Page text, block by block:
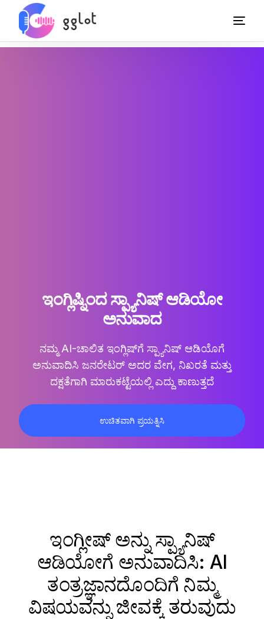
ಇಂಗ್ಲಿಷ್ನಿಂದ ಸ್ಪ್ಯಾನಿಷ್ ಆಡಿಯೋ
ಅನುವಾದ
ನಮ್ಮ AI-ಚಾಲಿತ ಇಂಗ್ಲಿಷ್‌ಗೆ ಸ್ಪ್ಯಾನಿಷ್ ಆಡಿಯೊಗೆ
ಅನುವಾದಿಸಿ ಜನರೇಟರ್ ಅದರ ವೇಗ, ನಿಖರತೆ ಮತ್ತು
ದಕ್ಷತೆಗಾಗಿ ಮಾರುಕಟ್ಟೆಯಲ್ಲಿ ಎದ್ದು ಕಾಣುತ್ತದೆ
ಉಚಿತವಾಗಿ ಪ್ರಯತ್ನಿಸಿ
ಇಂಗ್ಲೀಷ್ ಅನ್ನು ಸ್ಪ್ಯಾನಿಷ್
ಆಡಿಯೋಗೆ ಅನುವಾದಿಸಿ: AI
ತಂತ್ರಜ್ಞಾನದೊಂದಿಗೆ ನಿಮ್ಮ
ವಿಷಯವನ್ನು ಜೀವಕ್ಕೆ ತರುವುದು